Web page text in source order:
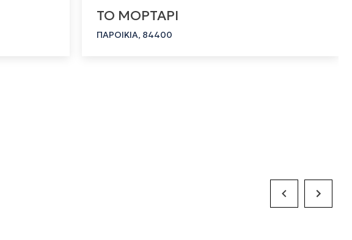
ΤΟ ΜΟΡΤΑΡΙ
ΠΑΡΟΙΚΙΑ, 84400
Previous SlideNext Slide